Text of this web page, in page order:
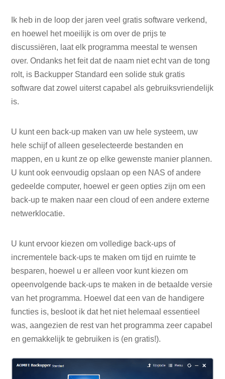
Ik heb in de loop der jaren veel gratis software verkend,
en hoewel het moeilijk is om over de prijs te
discussiëren, laat elk programma meestal te wensen
over. Ondanks het feit dat de naam niet echt van de tong
rolt, is Backupper Standard een solide stuk gratis
software dat zowel uiterst capabel als gebruiksvriendelijk
is.
U kunt een back-up maken van uw hele systeem, uw
hele schijf of alleen geselecteerde bestanden en
mappen, en u kunt ze op elke gewenste manier plannen.
U kunt ook eenvoudig opslaan op een NAS of andere
gedeelde computer, hoewel er geen opties zijn om een ​​
back-up te maken naar een cloud of een andere externe
netwerklocatie.
U kunt ervoor kiezen om volledige back-ups of
incrementele back-ups te maken om tijd en ruimte te
besparen, hoewel u er alleen voor kunt kiezen om
opeenvolgende back-ups te maken in de betaalde versie
van het programma. Hoewel dat een van de handigere
functies is, besloot ik dat het niet helemaal essentieel
was, aangezien de rest van het programma zeer capabel
en gemakkelijk te gebruiken is (en gratis!).